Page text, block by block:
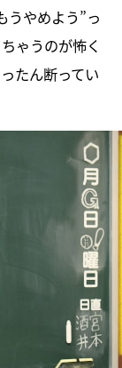
うやめよう”っ
ゃうのが怖く
たん断ってい